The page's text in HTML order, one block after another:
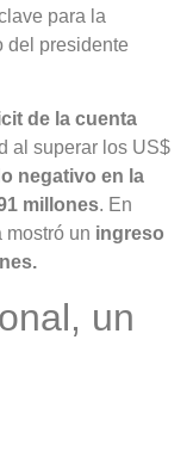
para la
del presidente
de la cuenta
al superar los US$
negativo en la
millones. En
mostró un ingreso
un